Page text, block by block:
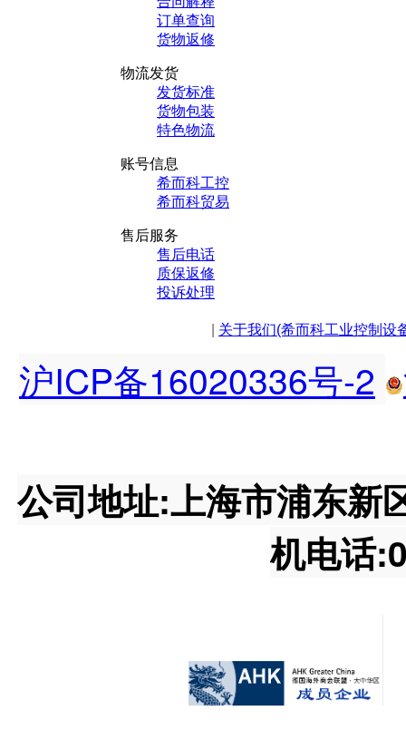
订单查询
货物返修
物流发货
发货标准
货物包装
特色物流
账号信息
希而科工控
希而科贸易
售后服务
售后电话
质保返修
投诉处理
关于我们(希而科工业控制设
沪ICP备16020336号-2
公司地址:上海市浦东新
机电话